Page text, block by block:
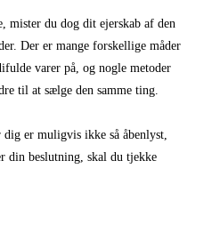
mister du dog dit ejerskab af den
Der er mange forskellige måder
varer på, og nogle metoder
til at sælge den samme ting.
er muligvis ikke så åbenlyst,
din beslutning, skal du tjekke